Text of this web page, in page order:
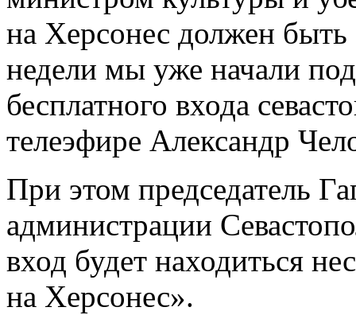
на Херсонес должен
недели мы уже начали
бесплатного входа
телеэфире Александр
При этом председатель
администрации
вход будет находиться
на Херсонес».